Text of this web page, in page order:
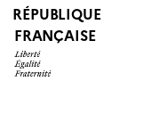
RÉPUBLIQUE
FRANÇAISE